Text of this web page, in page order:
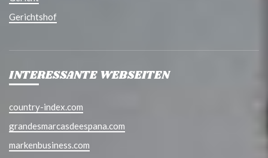
Gerichtshof
INTERESSANTE WEBSEITEN
country-index.com
grandesmarcasdeespana.com
markenbusiness.com